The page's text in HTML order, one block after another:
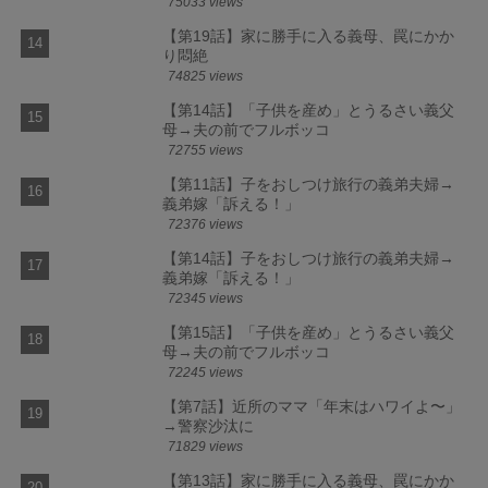
【第19話】家に勝手に入る義母、罠にかか
り悶絶
74825 views
【第14話】「子供を産め」とうるさい義父
母→夫の前でフルボッコ
72755 views
【第11話】子をおしつけ旅行の義弟夫婦→
義弟嫁「訴える！」
72376 views
【第14話】子をおしつけ旅行の義弟夫婦→
義弟嫁「訴える！」
72345 views
【第15話】「子供を産め」とうるさい義父
母→夫の前でフルボッコ
72245 views
【第7話】近所のママ「年末はハワイよ〜」
→警察沙汰に
71829 views
【第13話】家に勝手に入る義母、罠にかか